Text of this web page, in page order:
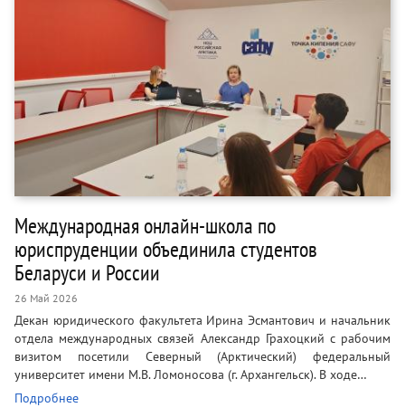
Международная онлайн-школа по
юриспруденции объединила студентов
Беларуси и России
26 Май 2026
Декан юридического факультета Ирина Эсмантович и начальник
отдела международных связей Александр Грахоцкий с рабочим
визитом посетили Северный (Арктический) федеральный
университет имени М.В. Ломоносова (г. Архангельск). В ходе…
Подробнее